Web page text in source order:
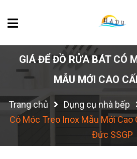
GIÁ ĐỂ ĐỒ RỬA BÁT CÓ
MẪU MỚI CAO
Trang chủ Dụng cụ nhà bếp
Có Móc Treo Inox Mẫu Mới
Đức SSGP